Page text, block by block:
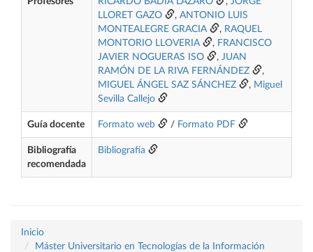
LLORET GAZO
, ANTONIO LUIS
MONTEALEGRE GRACIA
, RAQUEL
MONTORIO LLOVERIA
, FRANCISCO
JAVIER NOGUERAS ISO
, JUAN
RAMÓN DE LA RIVA FERNÁNDEZ
,
MIGUEL ÁNGEL SAZ SÁNCHEZ
, Miguel
Sevilla Callejo
Guía docente Formato web / Formato PDF
Bibliografía
recomendada
Bibliografía
Inicio
Máster Universitario en Tecnologías de la Información